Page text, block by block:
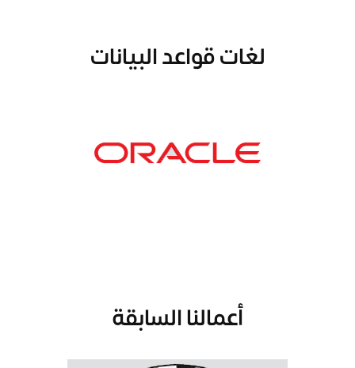
لغات قواعد البيانات
أعمالنا السابقة